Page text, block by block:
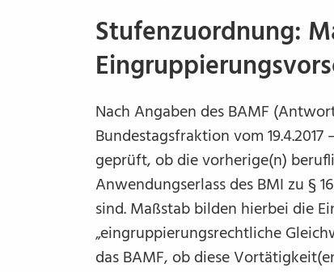
Stufenzuordnung:
Nach Angaben des BAMF
Bundestagsfraktion vom
geprüft, ob die vorherige(n)
Anwendungserlass des BMI zu §
sind. Maßstab bilden hierbei die
„eingruppierungsrechtliche
das BAMF, ob diese